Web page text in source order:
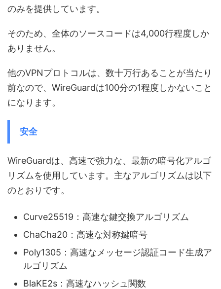
のみを提供しています。
そのため、全体のソースコードは4,000行程度しか
ありません。
他のVPNプロトコルは、数十万行あることが当たり
前なので、WireGuardは100分の1程度しかないこと
になります。
安全
WireGuardは、高速で強力な、最新の暗号化アルゴ
リズムを使用しています。主なアルゴリズムは以下
のとおりです。
Curve25519：高速な鍵交換アルゴリズム
ChaCha20：高速な対称鍵暗号
Poly1305：高速なメッセージ認証コード生成ア
ルゴリズム
BlaKE2s：高速なハッシュ関数